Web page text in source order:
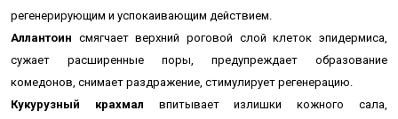
регенерирующим и успокаивающим действием.
Аллантоин смягчает верхний роговой слой клеток эпидермиса,
сужает расширенные поры, предупреждает образование
комедонов, снимает раздражение, стимулирует регенерацию.
Кукурузный крахмал впитывает излишки кожного сала,